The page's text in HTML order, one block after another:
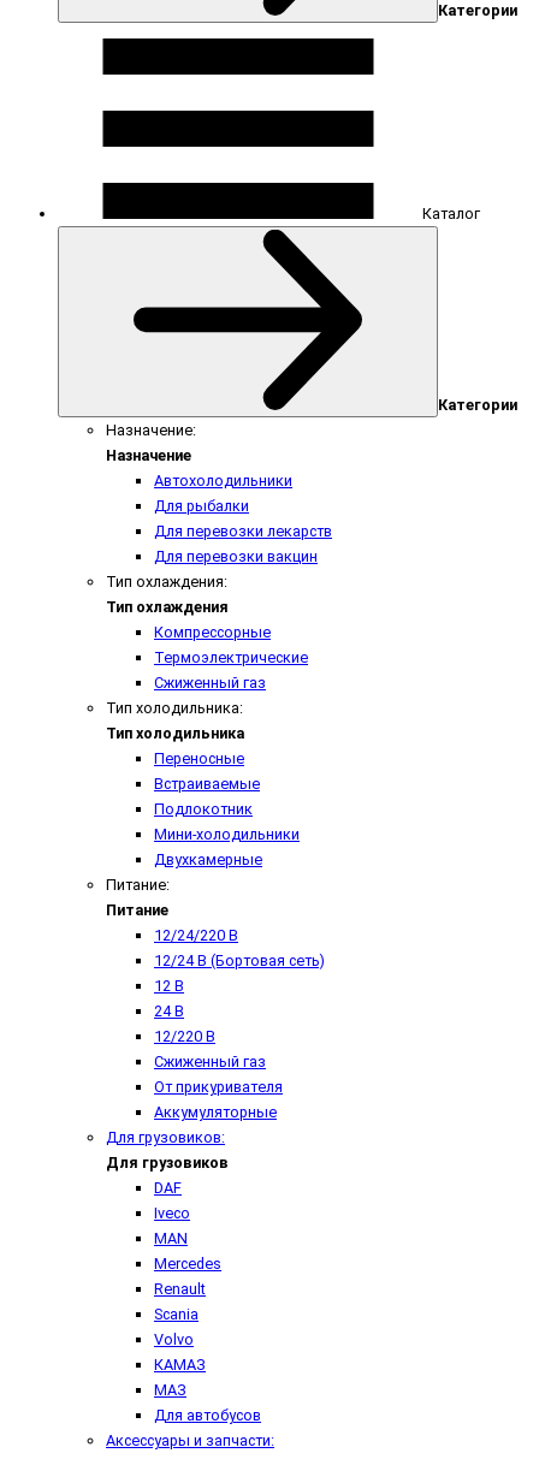
Категории
Каталог
Категории
Назначение:
Назначение
Автохолодильники
Для рыбалки
Для перевозки лекарств
Для перевозки вакцин
Тип охлаждения:
Тип охлаждения
Компрессорные
Термоэлектрические
Сжиженный газ
Тип холодильника:
Тип холодильника
Переносные
Встраиваемые
Подлокотник
Мини-холодильники
Двухкамерные
Питание:
Питание
12/24/220 В
12/24 В (Бортовая сеть)
12 В
24 В
12/220 В
Сжиженный газ
От прикуривателя
Аккумуляторные
Для грузовиков:
Для грузовиков
DAF
Iveco
MAN
Mercedes
Renault
Scania
Volvo
КАМАЗ
МАЗ
Для автобусов
Аксессуары и запчасти: